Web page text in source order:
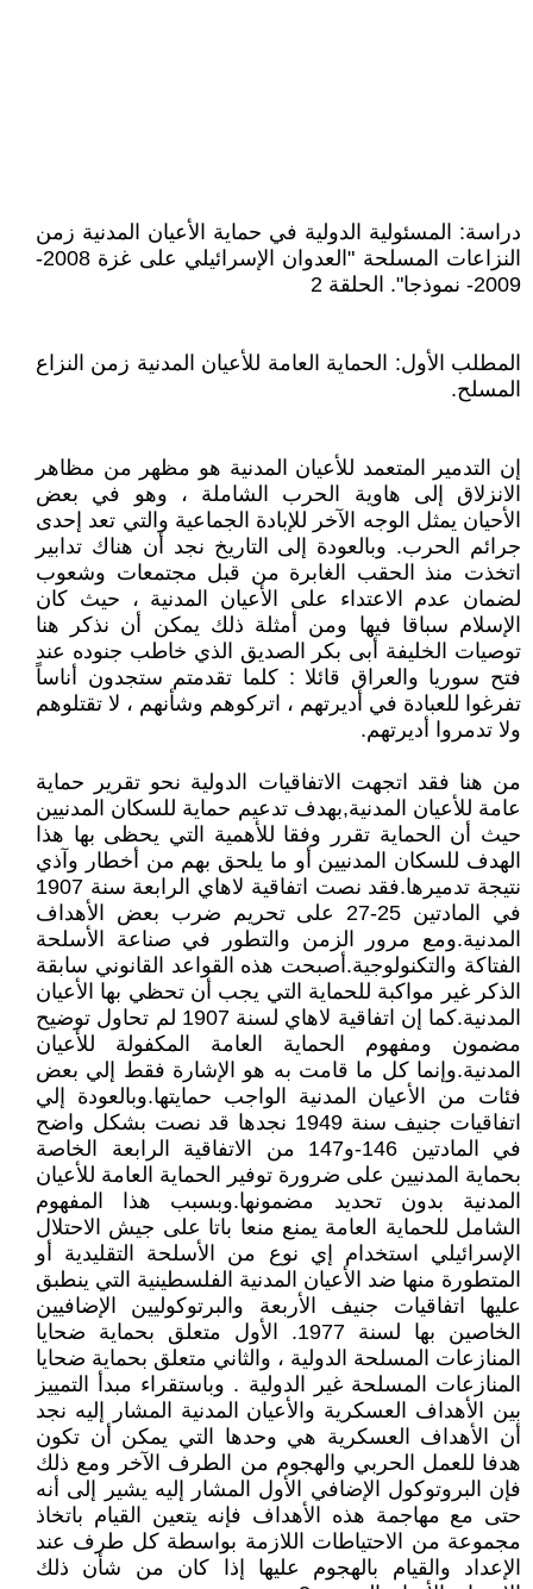
دراسة: المسئولية الدولية في حماية الأعيان المدنية زمن
النزاعات المسلحة "العدوان الإسرائيلي على غزة 2008-
2009- نموذجا". الحلقة 2
المطلب الأول: الحماية العامة للأعيان المدنية زمن النزاع
المسلح.
إن التدمير المتعمد للأعيان المدنية هو مظهر من مظاهر
الانزلاق إلى هاوية الحرب الشاملة ، وهو في بعض
الأحيان يمثل الوجه الآخر للإبادة الجماعية والتي تعد إحدى
جرائم الحرب. وبالعودة إلى التاريخ نجد أن هناك تدابير
اتخذت منذ الحقب الغابرة من قبل مجتمعات وشعوب
لضمان عدم الاعتداء على الأعيان المدنية ، حيث كان
الإسلام سباقا فيها ومن أمثلة ذلك يمكن أن نذكر هنا
توصيات الخليفة أبى بكر الصديق الذي خاطب جنوده عند
فتح سوريا والعراق قائلا : كلما تقدمتم ستجدون أناساً
تفرغوا للعبادة في أديرتهم ، اتركوهم وشأنهم ، لا تقتلوهم
ولا تدمروا أديرتهم.
من هنا فقد اتجهت الاتفاقيات الدولية نحو تقرير حماية
عامة للأعيان المدنية,بهدف تدعيم حماية للسكان المدنيين
حيث أن الحماية تقرر وفقا للأهمية التي يحظى بها هذا
الهدف للسكان المدنيين أو ما يلحق بهم من أخطار وآذي
نتيجة تدميرها.فقد نصت اتفاقية لاهاي الرابعة سنة 1907
في المادتين 25-27 على تحريم ضرب بعض الأهداف
المدنية.ومع مرور الزمن والتطور في صناعة الأسلحة
الفتاكة والتكنولوجية.أصبحت هذه القواعد القانوني سابقة
الذكر غير مواكبة للحماية التي يجب أن تحظي بها الأعيان
المدنية.كما إن اتفاقية لاهاي لسنة 1907 لم تحاول توضيح
مضمون ومفهوم الحماية العامة المكفولة للأعيان
المدنية.وإنما كل ما قامت به هو الإشارة فقط إلي بعض
فئات من الأعيان المدنية الواجب حمايتها.وبالعودة إلي
اتفاقيات جنيف سنة 1949 نجدها قد نصت بشكل واضح
في المادتين 146-و147 من الاتفاقية الرابعة الخاصة
بحماية المدنيين على ضرورة توفير الحماية العامة للأعيان
المدنية بدون تحديد مضمونها.وبسبب هذا المفهوم
الشامل للحماية العامة يمنع منعا باتا على جيش الاحتلال
الإسرائيلي استخدام إي نوع من الأسلحة التقليدية أو
المتطورة منها ضد الأعيان المدنية الفلسطينية التي ينطبق
عليها اتفاقيات جنيف الأربعة والبرتوكوليين الإضافيين
الخاصين بها لسنة 1977. الأول متعلق بحماية ضحايا
المنازعات المسلحة الدولية ، والثاني متعلق بحماية ضحايا
المنازعات المسلحة غير الدولية . وباستقراء مبدأ التمييز
بين الأهداف العسكرية والأعيان المدنية المشار إليه نجد
أن الأهداف العسكرية هي وحدها التي يمكن أن تكون
هدفا للعمل الحربي والهجوم من الطرف الآخر ومع ذلك
فإن البروتوكول الإضافي الأول المشار إليه يشير إلى أنه
حتى مع مهاجمة هذه الأهداف فإنه يتعين القيام باتخاذ
مجموعة من الاحتياطات اللازمة بواسطة كل طرف عند
الإعداد والقيام بالهجوم عليها إذا كان من شأن ذلك